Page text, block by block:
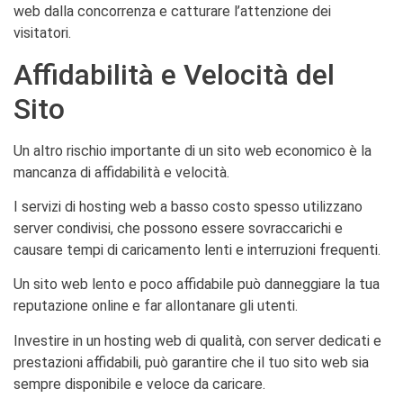
web dalla concorrenza e catturare l’attenzione dei
visitatori.
Affidabilità e Velocità del
Sito
Un altro rischio importante di un sito web economico è la
mancanza di affidabilità e velocità.
I servizi di hosting web a basso costo spesso utilizzano
server condivisi, che possono essere sovraccarichi e
causare tempi di caricamento lenti e interruzioni frequenti.
Un sito web lento e poco affidabile può danneggiare la tua
reputazione online e far allontanare gli utenti.
Investire in un hosting web di qualità, con server dedicati e
prestazioni affidabili, può garantire che il tuo sito web sia
sempre disponibile e veloce da caricare.